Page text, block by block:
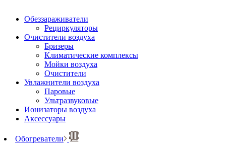
Обеззараживатели
Рециркуляторы
Очистители воздуха
Бризеры
Климатические комплексы
Мойки воздуха
Очистители
Увлажнители воздуха
Паровые
Ультразвуковые
Ионизаторы воздуха
Аксессуары
Обогреватели